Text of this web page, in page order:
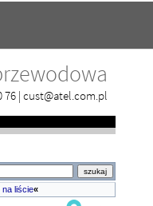
76 | cust@atel.com.pl
na liście«